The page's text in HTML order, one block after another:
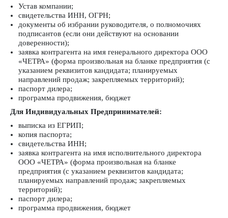
Устав компании;
свидетельства ИНН, ОГРН;
документы об избрании руководителя, о полномочиях
подписантов (если они действуют на основании
доверенности);
заявка контрагента на имя генерального директора ООО
«ЧЕТРА» (форма произвольная на бланке предприятия (с
указанием реквизитов кандидата; планируемых
направлений продаж; закрепляемых территорий);
паспорт дилера;
программа продвижения, бюджет
Для Индивидуальных Предпринимателей:
выписка из ЕГРИП;
копия паспорта;
свидетельства ИНН;
заявка контрагента на имя исполнительного директора
ООО «ЧЕТРА» (форма произвольная на бланке
предприятия (с указанием реквизитов кандидата;
планируемых направлений продаж; закрепляемых
территорий);
паспорт дилера;
программа продвижения, бюджет